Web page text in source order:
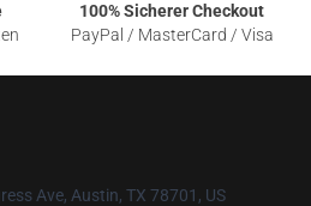
100% Sicherer Checkout
PayPal / MasterCard / Visa
Ave, Austin, TX 78701, US